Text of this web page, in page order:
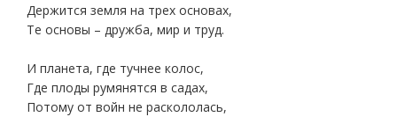
Держится земля на трех основах,
Те основы – дружба, мир и труд.
И планета, где тучнее колос,
Где плоды румянятся в садах,
Потому от войн не раскололась,